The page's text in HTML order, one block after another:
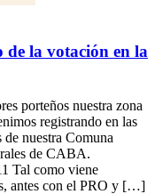
la votación en la
porteños nuestra zona
registrando en las
nuestra Comuna
de CABA.
Tal como viene
antes con el PRO y […]